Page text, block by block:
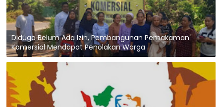
Diduga Belum Ada Izin, Pembangunan Pemakaman
Komersial Mendapat Penolakan Warga